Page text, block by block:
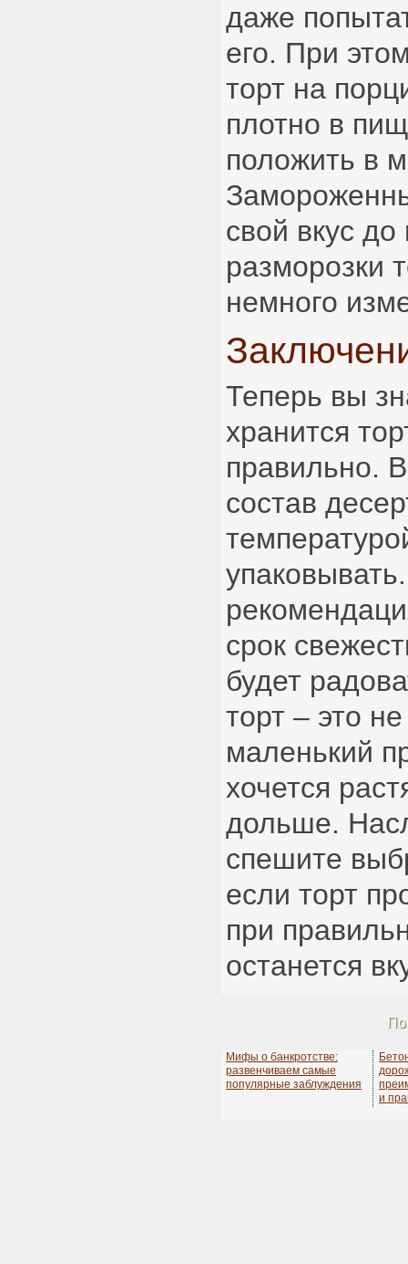
даже
его. При
торт на
плотно в
положить в
свой вкус
разморозки
немного
Теперь вы
хранится
правильно.
состав
срок
будет
торт – это
маленький
хочется
дольше.
спешите
если торт
при
останется
Мифы о банкротстве:
развенчиваем самые
популярные заблуждения
и